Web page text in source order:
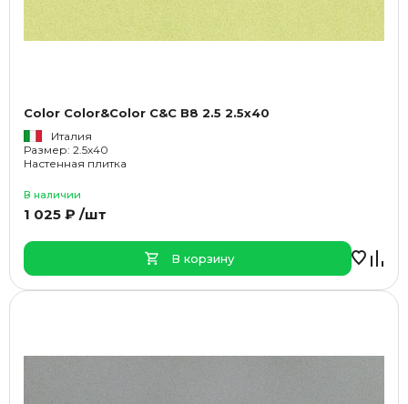
Color Color&Color C&C B8 2.5 2.5x40
Италия
Размер: 2.5x40
Настенная плитка
В наличии
1 025 ₽ /шт
В корзину